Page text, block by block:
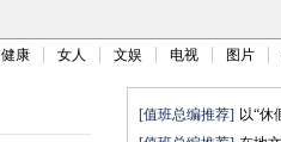
健康 女人 文娱 电视 图片